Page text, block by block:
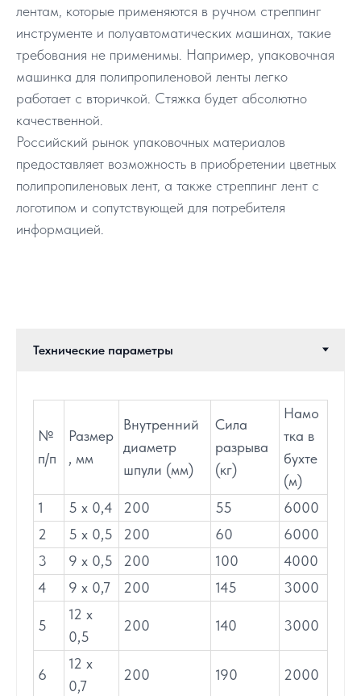
лентам, которые применяются в ручном стреппинг
инструменте и полуавтоматических машинах, такие
требования не применимы. Например, упаковочная
машинка для полипропиленовой ленты легко
работает с вторичкой. Стяжка будет абсолютно
качественной.
Российский рынок упаковочных материалов
предоставляет возможность в приобретении цветных
полипропиленовых лент, а также стреппинг лент с
логотипом и сопутствующей для потребителя
информацией.
№
п/п
Размер
, мм
Внутренний
диаметр
шпули (мм)
Сила
разрыва
(кг)
Намо
тка в
бухте
(м)
1
5 х 0,4 200 55
6000
2
5 х 0,5 200 60
6000
3
9 х 0,5 200 100
4000
4
9 х 0,7 200 145 3000
5
12 х
0,5
200 140 3000
6
12 х
0,7
200 190 2000